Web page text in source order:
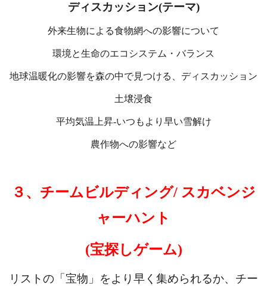
ディスカッション(テーマ)
外来生物による食物網への影響について
環境と生命のエコシステム・バランス
地球温暖化の影響を森の中で見つける、ディスカッション
土壌浸食
平均気温上昇-いつもより早い雪解け
農作物への影響など
３、チームビルディング/ スカベンジ
ャーハント
(宝探しゲーム)
リストの「宝物」をより早く集められるか、チー